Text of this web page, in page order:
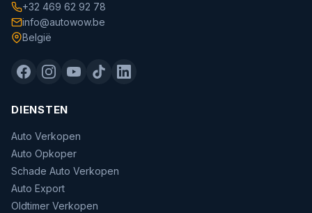
+32 469 62 92 78
info@autowow.be
België
DIENSTEN
Auto Verkopen
Auto Opkoper
Schade Auto Verkopen
Auto Export
Oldtimer Verkopen